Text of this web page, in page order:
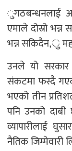
ुगठबन्धनलाई
एमाले दोस्रो भन्न
भन्न सकिदैन,ु
उनले यो
संकटमा फस्दै
भएको तीन
पनि उनको दाबी
व्यापारीलाई
नैतिक जिम्मेवारी